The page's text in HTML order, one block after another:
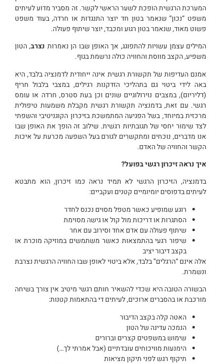
המערכת הרגשית הופכת לשער הראשי לקשר. זה מסביר מדוע לעיתים
משפט “נכון” שנאמר בטון חד יוצר התנגדות או חרדה, בעוד משפט
פשוט מאוד, שנאמר בטון רגוע ומכבד, יוצר שיתוף פעולה.
המילים עצמן עשויות להתפוגג, אך האופן שבו הן נאמרות נצרב, הטון
משפיע, הקצב מווסת והחוויה כולה נרשמת בגוף.
אמנם העדיפות של תקשורת רגשית אינה ייחודית לדמנציה בלבד, היא
באה לידי ביטוי גם בתהליכי הזדקנות רגילים, במצבי בלבול חריף
(דליריום), במצבים נוירולוגיים שונים וכן בעת סטרס, חרדה או עומס
רגשי. עם זאת, בדמנציה תקשורת רגשית מקבלת משמעות טיפולית
מרכזית במיוחד, בשל הפגיעה המתמשכת בזיכרון הקוגניטיבי והשפתי
לצד שימור יחסי של תגובתיות רגשית. שילוב זה הופך את האופן שבו
אנו מדברים, נוכחים ומתקשרים לגורם בעל השפעה מכרעת על איכות
הקשר והחוויה של האדם.
איך נראה זיכרון רגשי בפועל?
בדמנציה, הזיכרון הרגשי לא תמיד נראה כמו זיכרון, הוא מתבטא
לעיתים בדפוסים יומיומיים קטנים ועקביים:
רוגע שמופיע כאשר מטפל מסוים נכנס לחדר
הסתגרות או דריכות מול קול או גישה מסוימת
שיתוף פעולה עם אדם אחד וסירוב עם אחר
שיפור רגעי בהתמצאות כאשר משתמשים במוזיקה מוכרת או
בקצב דיבור יציב
אלה אינם “הרגלים” בלבד, אלא ביטוי לאופן שבו החוויה הרגשית נצרבת
ונשמרת.
הבשורה הטובה היא שכדי להשאיר חותם רגשי מיטיב אין צורך בשיחה
מורכבת או בהסברים ארוכים, לעיתים די בהתאמות קטנות:
האטה קלה בקצב הדיבור
הנמכה עדינה של הטון
שימוש במשפטים קצרים וברורים
הימנעות מוויכוחים עובדתיים (אבל אמרתי לך…)
תיקוף רגש לפני תיקון מציאות